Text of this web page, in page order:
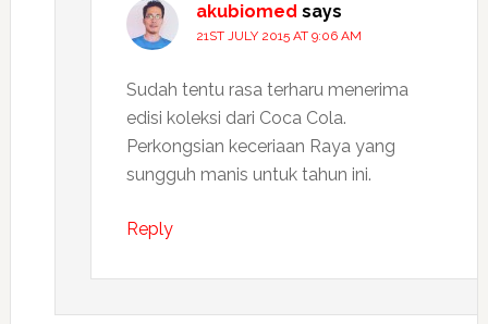
akubiomed says
21ST JULY 2015 AT 9:06 AM
Sudah tentu rasa terharu menerima
edisi koleksi dari Coca Cola.
Perkongsian keceriaan Raya yang
sungguh manis untuk tahun ini.
Reply